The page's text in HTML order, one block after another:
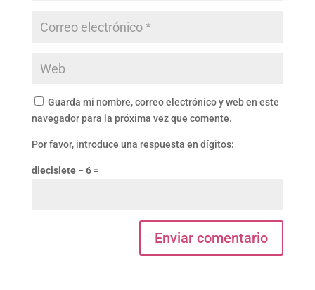
Guarda mi nombre, correo electrónico y web en este
navegador para la próxima vez que comente.
Por favor, introduce una respuesta en dígitos:
diecisiete − 6 =